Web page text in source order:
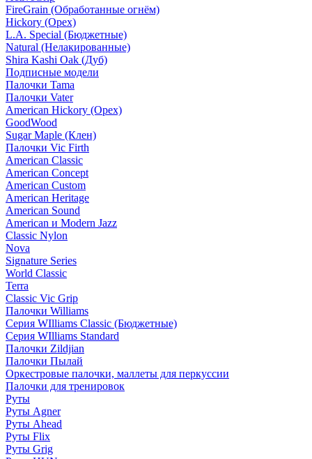
FireGrain (Обработанные огнём)
Hickory (Орех)
L.A. Special (Бюджетные)
Natural (Нелакированные)
Shira Kashi Oak (Дуб)
Подписные модели
Палочки Tama
Палочки Vater
American Hickory (Орех)
GoodWood
Sugar Maple (Клен)
Палочки Vic Firth
American Classic
American Concept
American Custom
American Heritage
American Sound
American и Modern Jazz
Classic Nylon
Nova
Signature Series
World Classic
Terra
Classic Vic Grip
Палочки Williams
Серия WIlliams Classic (Бюджетные)
Серия WIlliams Standard
Палочки Zildjian
Палочки Пылай
Оркестровые палочки, маллеты для перкуссии
Палочки для тренировок
Руты
Руты Agner
Руты Ahead
Руты Flix
Руты Grig